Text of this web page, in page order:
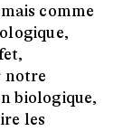
comme
notre
biologique,
les